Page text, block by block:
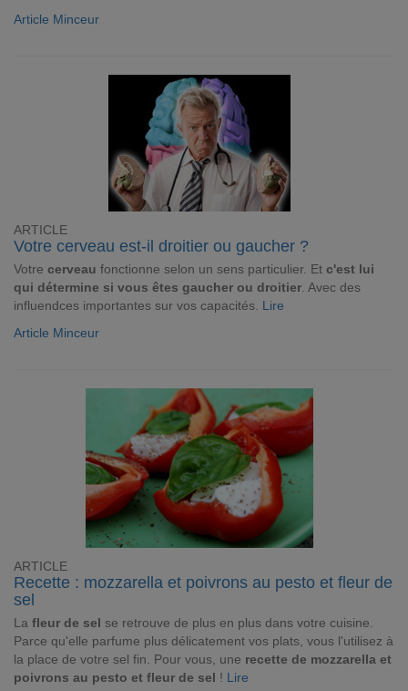
Article Minceur
ARTICLE
Votre cerveau est-il droitier ou gaucher ?
Votre cerveau fonctionne selon un sens particulier. Et c'est lui
qui détermine si vous êtes gaucher ou droitier . Avec des
influendces importantes sur vos capacités. Lire
Article Minceur
ARTICLE
Recette : mozzarella et poivrons au pesto et fleur de
sel
La fleur de sel se retrouve de plus en plus dans votre cuisine.
Parce qu'elle parfume plus délicatement vos plats, vous l'utilisez à
la place de votre sel fin. Pour vous, une recette de mozzarella et
poivrons au pesto et fleur de sel ! Lire